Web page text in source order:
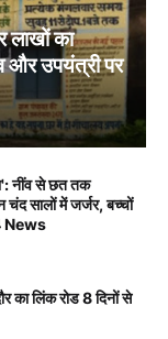
लाखों का
और उपयंत्री पर
नींव से छत तक
सालों में जर्जर, बच्चों
News
का लिंक रोड 8 दिनों से